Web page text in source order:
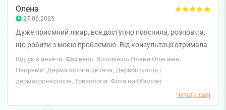
лікаря дермато-онколога Клименко Оксани
Федорівна. Бажаємо вам та вашій родині міцного
здоров'я!
Олена
27.06.2025
Дуже приємний лікар, все доступно пояснила, розповіла,
що робити з моєю проблемою. Від консультації отримала
величезне задоволення.
Відгук з анкети. Фахівець: Коломієць Олена Олегівна.
Напрями: Дерматологія дитяча, Дерматологія /
дерматоонкологія, Трихологія. Філія на Оболоні
Читати далі